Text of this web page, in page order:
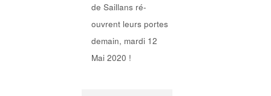
de Saillans ré-
ouvrent leurs portes
demain, mardi 12
Mai 2020 !